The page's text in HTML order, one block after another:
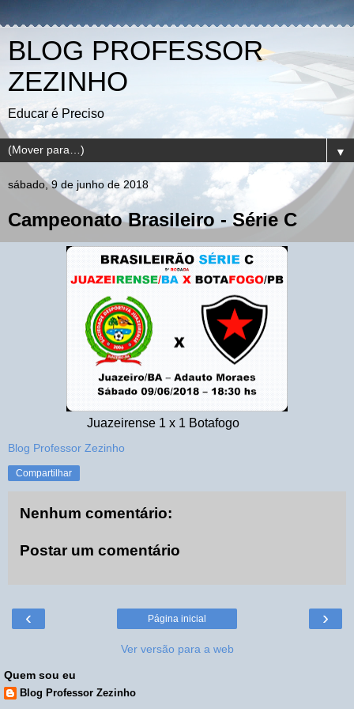
BLOG PROFESSOR
ZEZINHO
Educar é Preciso
▼
sábado, 9 de junho de 2018
Campeonato Brasileiro - Série C
Juazeirense 1 x 1 Botafogo
Blog Professor Zezinho
Compartilhar
Nenhum comentário:
Postar um comentário
‹ ›
Página inicial
Ver versão para a web
Quem sou eu
Blog Professor Zezinho